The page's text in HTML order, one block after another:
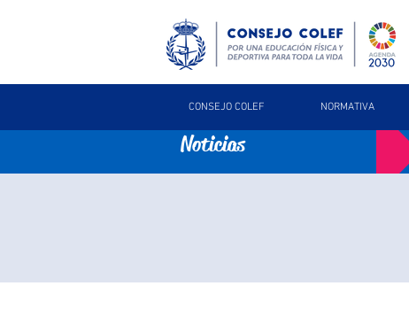
CONSEJO COLEF NORMATIVA
Noticias